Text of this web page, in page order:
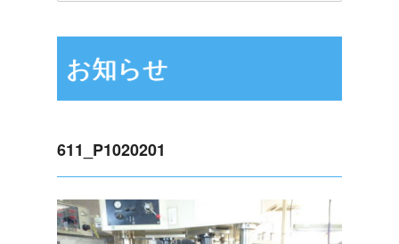
お知らせ
611_P1020201